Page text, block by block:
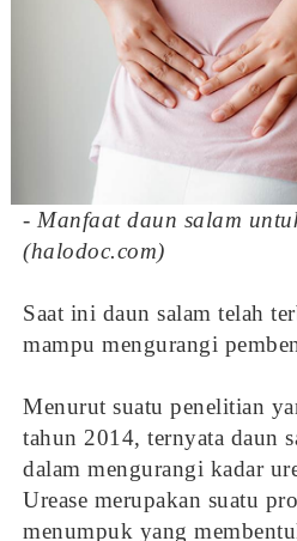
- Manfaat daun salam
(halodoc.com)
Saat ini daun salam telah
mampu mengurangi
Menurut suatu penelitian
tahun 2014, ternyata daun
dalam mengurangi kadar
Urease merupakan suatu
menumpuk yang